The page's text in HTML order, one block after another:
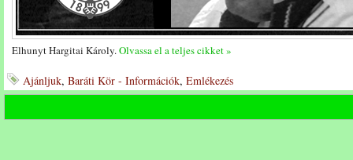
Elhunyt Hargitai Károly.Olvassa el a teljes cikket »
Ajánljuk, Baráti Kör - Információk, Emlékezés